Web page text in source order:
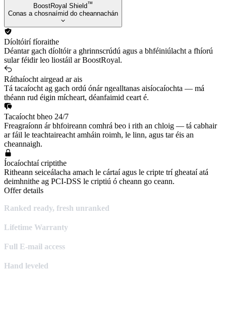
BoostRoyal Shield™
Conas a chosnaímid do cheannachán
Díoltóirí fíoraithe
Déantar gach díoltóir a ghrinnscrúdú agus a bhféiniúlacht a fhíorú
sular féidir leo liostáil ar BoostRoyal.
Ráthaíocht airgead ar ais
Tá tacaíocht ag gach ordú ónár ngealltanas aisíocaíochta — má
théann rud éigin mícheart, déanfaimid ceart é.
Tacaíocht bheo 24/7
Freagraíonn ár bhfoireann comhrá beo i rith an chloig — tá cabhair
ar fáil le teachtaireacht amháin roimh, le linn, agus tar éis an
cheannaigh.
Íocaíochtaí criptithe
Ritheann seiceálacha amach le cártaí agus le cripte trí gheataí atá
deimhnithe ag PCI-DSS le criptiú ó cheann go ceann.
Offer details
Ranked ready, fresh unranked
Lifetime Warranty
Full E-mail access
Hand leveled